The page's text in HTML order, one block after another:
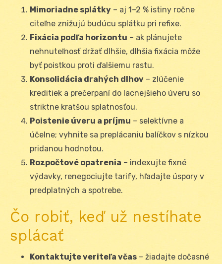
Mimoriadne splátky – aj 1–2 % istiny ročne
citeľne znižujú budúcu splátku pri refixe.
Fixácia podľa horizontu – ak plánujete
nehnuteľnosť držať dlhšie, dlhšia fixácia môže
byť poistkou proti ďalšiemu rastu.
Konsolidácia drahých dlhov – zlúčenie
kreditiek a prečerpaní do lacnejšieho úveru so
striktne kratšou splatnosťou.
Poistenie úveru a príjmu – selektívne a
účelne; vyhnite sa preplácaniu balíčkov s nízkou
pridanou hodnotou.
Rozpočtové opatrenia – indexujte fixné
výdavky, renegociujte tarify, hľadajte úspory v
predplatných a spotrebe.
Čo robiť, keď už nestíhate
splácať
Kontaktujte veriteľa včas – žiadajte dočasné